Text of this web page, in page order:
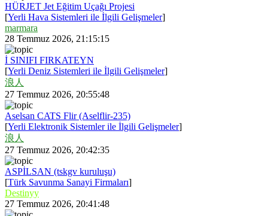
HÜRJET Jet Eğitim Uçağı Projesi
[Yerli Hava Sistemleri ile İlgili Gelişmeler]
marmara
28 Temmuz 2026, 21:15:15
İ SINIFI FIRKATEYN
[Yerli Deniz Sistemleri ile İlgili Gelişmeler]
浪人
27 Temmuz 2026, 20:55:48
Aselsan CATS Flir (Aselflir-235)
[Yerli Elektronik Sistemler ile İlgili Gelişmeler]
浪人
27 Temmuz 2026, 20:42:35
ASPİLSAN (tskgv kuruluşu)
[Türk Savunma Sanayi Firmaları]
Destinyy
27 Temmuz 2026, 20:41:48